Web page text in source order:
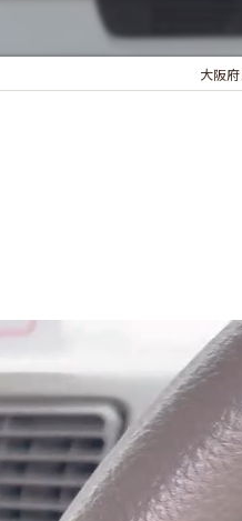
大阪